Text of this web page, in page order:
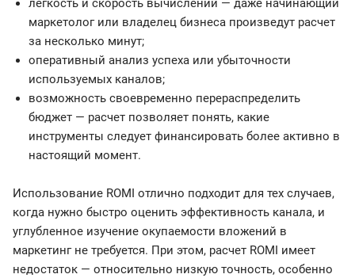
легкость и скорость вычислений — даже начинающий
маркетолог или владелец бизнеса произведут расчет
за несколько минут;
оперативный анализ успеха или убыточности
используемых каналов;
возможность своевременно перераспределить
бюджет — расчет позволяет понять, какие
инструменты следует финансировать более активно в
настоящий момент.
Использование ROMI отлично подходит для тех случаев,
когда нужно быстро оценить эффективность канала, и
углубленное изучение окупаемости вложений в
маркетинг не требуется. При этом, расчет ROMI имеет
недостаток — относительно низкую точность, особенно